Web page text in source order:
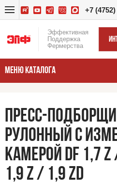
+7
Эффективная
Поддержка
Фермерства
МЕНЮ КАТАЛОГА
ПРЕСС-
РУЛОННЫЙ С
КАМЕРОЙ DF 1,7
1,9 Z / 1,9 ZD